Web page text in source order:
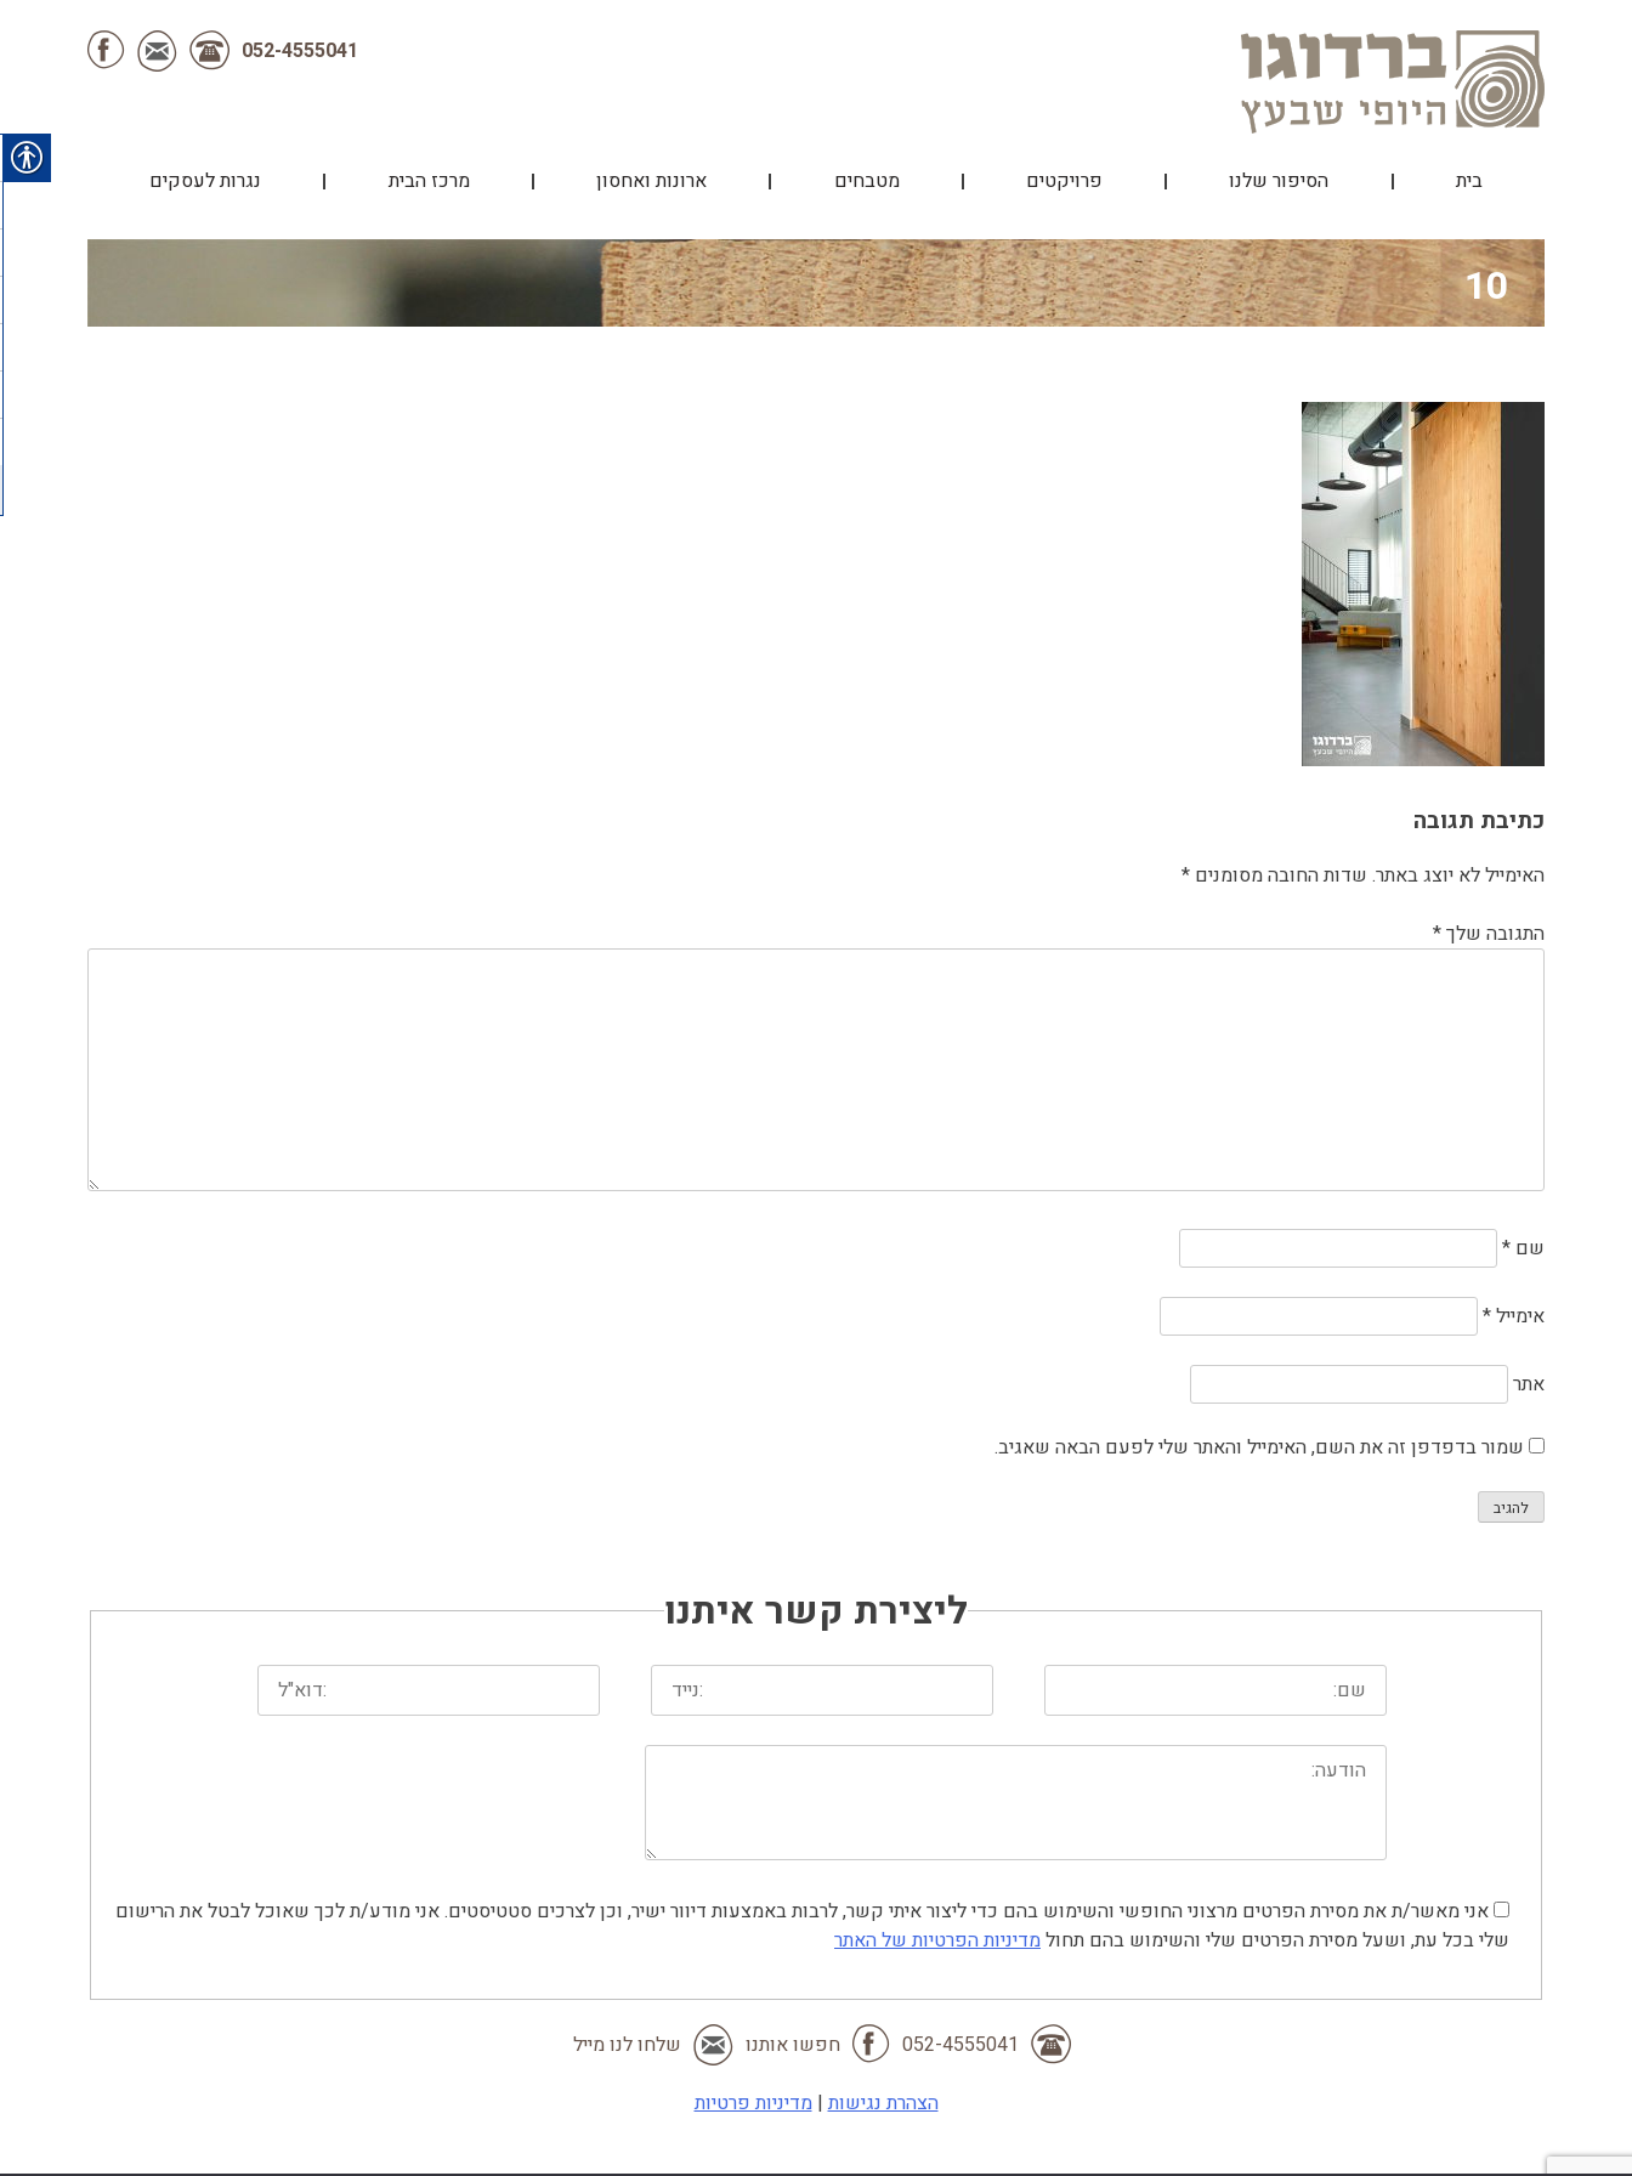
Skip
to
content
052-4555041
בית הסיפור שלנו פרויקטים מטבחים ארונות ואחסון מרכז הבית נגרות לעסקים
10
כתיבת תגובה
האימייל לא יוצג באתר. שדות החובה מסומנים *
התגובה שלך*
שם *
אימייל*
אתר
שמור בדפדפן זה את השם, האימייל והאתר שלי לפעם הבאה שאגיב.
ליצירת קשר איתנו
אני מאשר/ת את מסירת הפרטים מרצוני החופשי והשימוש בהם כדי ליצור איתי קשר, לרבות באמצעות דיוור ישיר, וכן לצרכים סטטיסטים. אני מודע/ת לכך שאוכל לבטל את הרישום
שלי בכל עת, ושעל מסירת הפרטים שלי והשימוש בהם תחולמדיניות הפרטיות של האתר
052-4555041 חפשו אותנו
שלחו לנו מייל
הצהרת נגישות|מדיניות פרטיות